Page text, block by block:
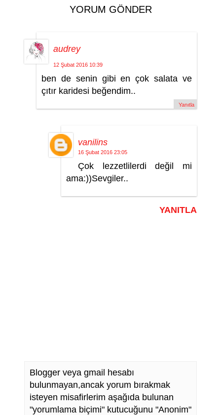
YORUM GÖNDER
audrey
12 Şubat 2016 10:39
ben de senin gibi en çok salata ve
çıtır karidesi beğendim..
Yanıtla
vanilins
16 Şubat 2016 23:05
Çok lezzetlilerdi değil mi
ama:))Sevgiler..
YANITLA
Blogger veya gmail hesabı
bulunmayan,ancak yorum bırakmak
isteyen misafirlerim aşağıda bulunan
"yorumlama biçimi" kutucuğunu "Anonim"